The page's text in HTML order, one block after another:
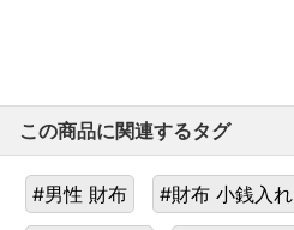
この商品に関連するタグ
#男性 財布 #財布 小銭入れ